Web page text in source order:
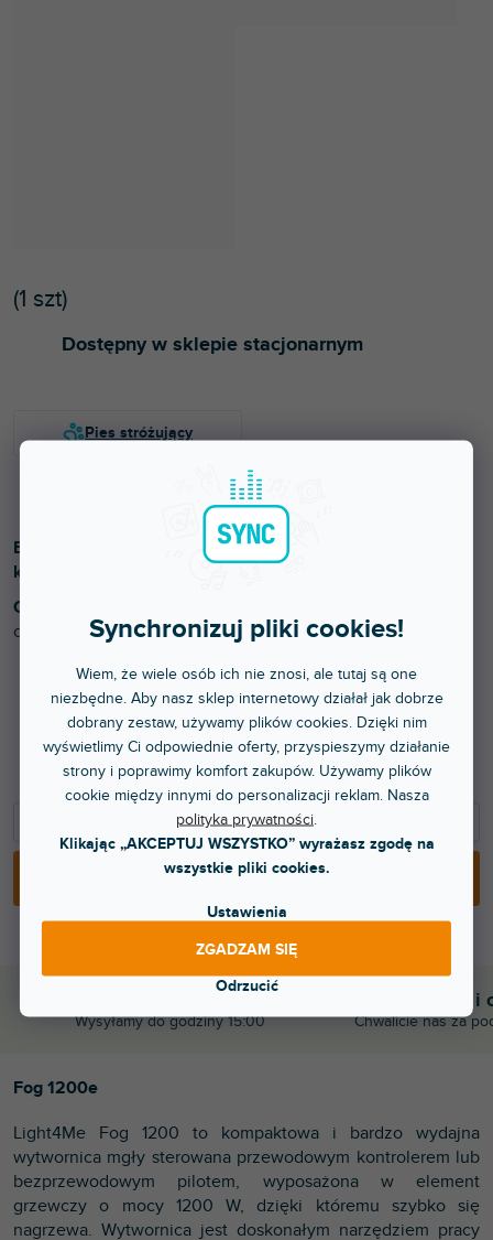
Synchronizuj pliki cookies!
Wiem, że wiele osób ich nie znosi, ale tutaj są one
niezbędne. Aby nasz sklep internetowy działał jak dobrze
dobrany zestaw, używamy plików cookies. Dzięki nim
wyświetlimy Ci odpowiednie oferty, przyspieszymy działanie
strony i poprawimy komfort zakupów. Używamy plików
cookie między innymi do personalizacji reklam. Nasza
polityka prywatności.
Klikając „AKCEPTUJ WSZYSTKO” wyrażasz zgodę na
wszystkie pliki cookies.
Ustawienia
Odrzucić
ZGADZAM SIĘ
306 zł
236 zł
195,04 zł bez VAT
Dostępny w sklepie stacjonarnym
(1 szt)
DODAJ DO KOSZYKA
B-stock (towar używany) - w pełni sprawny produkt z
kompletnym wyposażeniem.
Opis wad:
otarcia. Oryginalne pudełko. Produkt w pełni funkcjonalny.
Wysyłamy do godziny 15:00
Komunikacja i
Chwalicie nas za
Fog 1200e
Light4Me Fog 1200 to kompaktowa i bardzo wydajna
wytwornica mgły sterowana przewodowym kontrolerem lub
bezprzewodowym pilotem, wyposażona w element
grzewczy o mocy 1200 W, dzięki któremu szybko się
nagrzewa. Wytwornica jest doskonałym narzędziem pracy